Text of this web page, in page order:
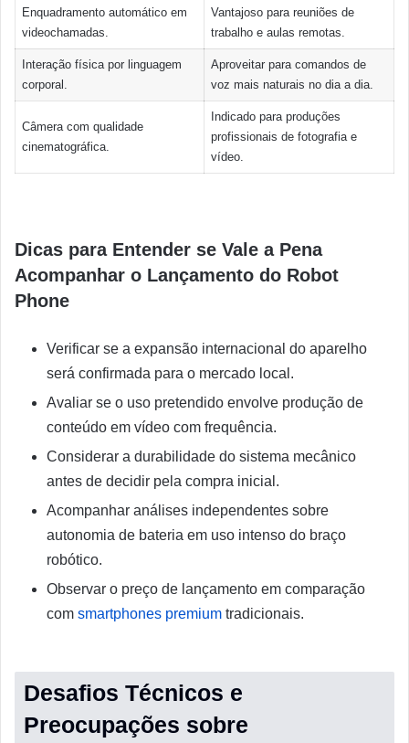
Enquadramento automático em
videochamadas.
Vantajoso para reuniões de
trabalho e aulas remotas.
Interação física por linguagem
corporal.
Aproveitar para comandos de
voz mais naturais no dia a dia.
Câmera com qualidade
cinematográfica.
Indicado para produções
profissionais de fotografia e
vídeo.
Dicas para Entender se Vale a Pena
Acompanhar o Lançamento do Robot
Phone
Verificar se a expansão internacional do aparelho
será confirmada para o mercado local.
Avaliar se o uso pretendido envolve produção de
conteúdo em vídeo com frequência.
Considerar a durabilidade do sistema mecânico
antes de decidir pela compra inicial.
Acompanhar análises independentes sobre
autonomia de bateria em uso intenso do braço
robótico.
Observar o preço de lançamento em comparação
com smartphones premium tradicionais.
Desafios Técnicos e
Preocupações sobre